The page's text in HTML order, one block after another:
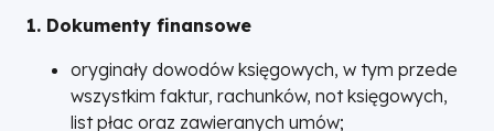
1. Dokumenty finansowe
oryginały dowodów księgowych, w tym przede
wszystkim faktur, rachunków, not księgowych,
list płac oraz zawieranych umów;